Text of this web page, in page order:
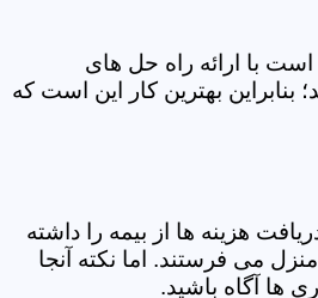
با ارائه راه حل های
بهترین کار این است که
هزینه ها از بیمه را داشته
می فرستند. اما نکته آنجا
ها آگاه باشید.